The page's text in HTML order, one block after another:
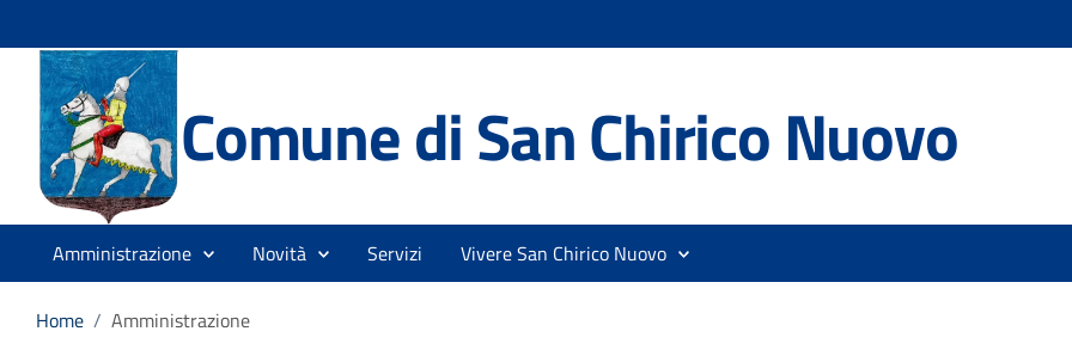
Comune di San Chirico Nuovo
Amministrazione Novità Servizi Vivere San Chirico Nuovo
Home / Amministrazione